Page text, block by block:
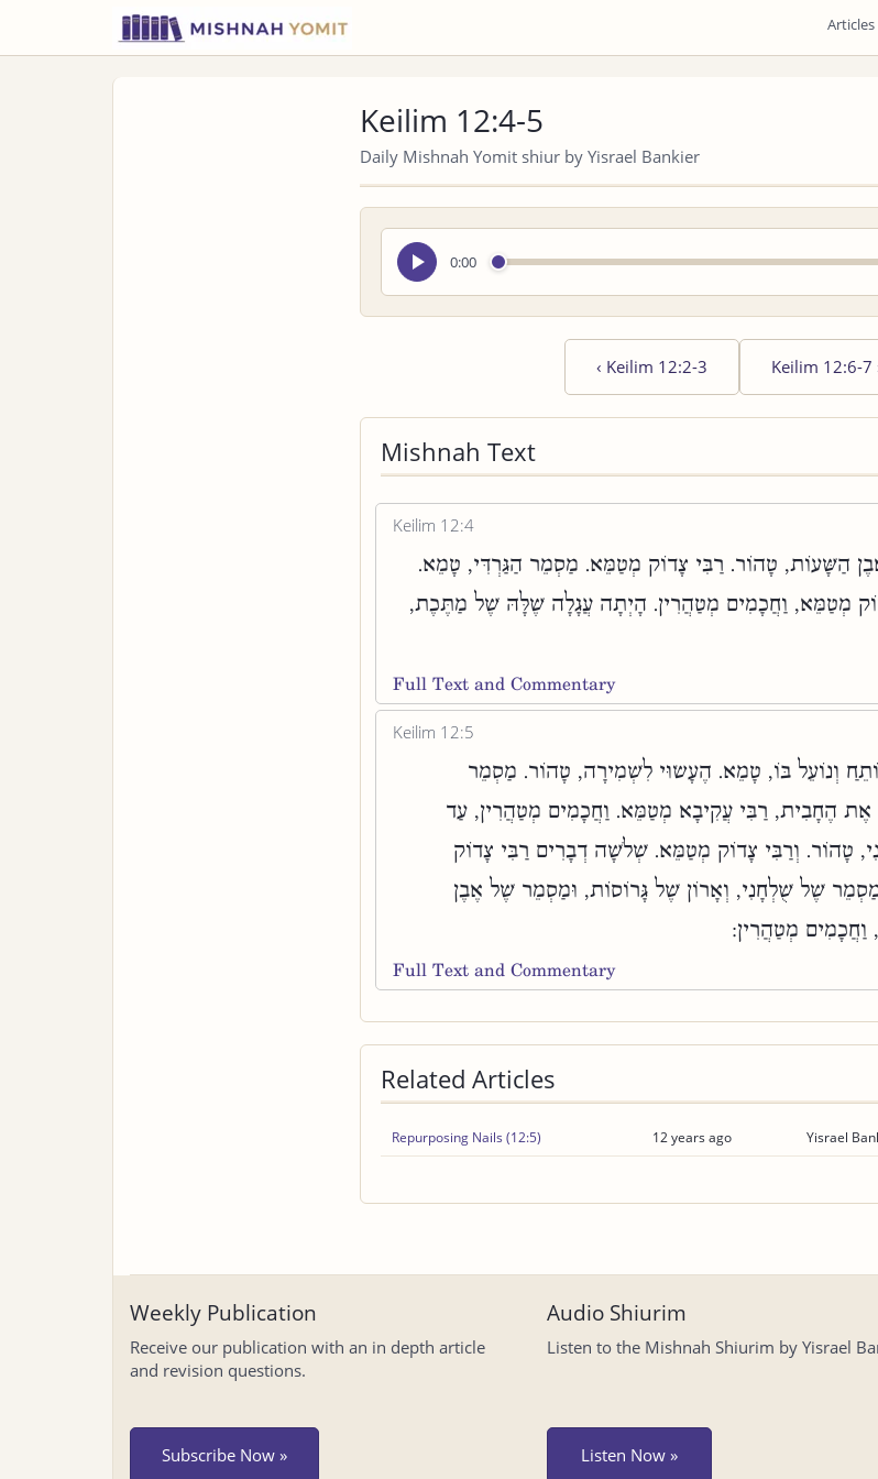
Articles
Keilim 12:4-5
Daily Mishnah Yomit shiur by Yisrael Bankier
0:00
Seek
audio
‹ Keilim 12:2-3 Keilim 12:6-7
Mishnah Text
Keilim 12:4
הַשָּׁעוֹת, טָהוֹר. רַבִּי צָדוֹק מְטַמֵּא. מַסְמֵר הַגַּרְדִּי, טָמֵא.
מְטַמֵּא, וַחֲכָמִים מְטַהֲרִין. הָיְתָה עֲגָלָה שֶׁלָּהּ שֶׁל מַתֶּכֶת,
Full Text and Commentary
Keilim 12:5
וְנוֹעֵל בּוֹ, טָמֵא. הֶעָשׂוּי לִשְׁמִירָה, טָהוֹר. מַסְמֵר
אֶת הֶחָבִית, רַבִּי עֲקִיבָא מְטַמֵּא. וַחֲכָמִים מְטַהֲרִין, עַד
טָהוֹר. וְרַבִּי צָדוֹק מְטַמֵּא. שְׁלֹשָׁה דְבָרִים רַבִּי צָדוֹק
שֶׁל שֻׁלְחָנִי, וְאָרוֹן שֶׁל גָּרוֹסוֹת, וּמַסְמֵר שֶׁל אֶבֶן
מְטַהֲרִין:
Full Text and Commentary
Related Articles
Repurposing Nails (12:5) 12 years ago Yisrael
Weekly Publication
Receive our publication with an in depth article
and revision questions.
Subscribe Now »
Audio Shiurim
Listen to the Mishnah Shiurim by Yisrael
Listen Now »